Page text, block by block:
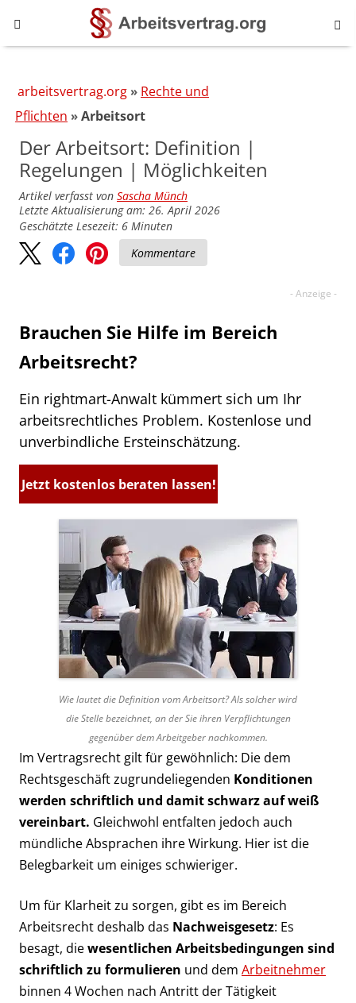
arbeitsvertrag.org
Rechte und
Pflichten
Arbeitsort
Der Arbeitsort: Definition |
Regelungen | Möglichkeiten
Artikel verfasst von Sascha Münch
Letzte Aktualisierung am: 26. April 2026
Geschätzte Lesezeit: 6 Minuten
Kommentare
Brauchen Sie Hilfe im Bereich
Arbeitsrecht?
Ein rightmart-Anwalt kümmert sich um Ihr
arbeitsrechtliches Problem. Kostenlose und
unverbindliche Ersteinschätzung.
Jetzt kostenlos beraten lassen!
Wie lautet die Definition vom Arbeitsort? Als solcher wird
die Stelle bezeichnet, an der Sie ihren Verpflichtungen
gegenüber dem Arbeitgeber nachkommen.
Im Vertragsrecht gilt für gewöhnlich: Die dem
Rechtsgeschäft zugrundeliegenden Konditionen
werden schriftlich und damit schwarz auf weiß
vereinbart. Gleichwohl entfalten jedoch auch
mündliche Absprachen ihre Wirkung. Hier ist die
Belegbarkeit um einiges schwieriger.
Um für Klarheit zu sorgen, gibt es im Bereich
Arbeitsrecht deshalb das Nachweisgesetz: Es
besagt, diewesentlichen Arbeitsbedingungen sind
schriftlich zu formulieren und dem Arbeitnehmer
binnen 4 Wochen nach Antritt der Tätigkeit